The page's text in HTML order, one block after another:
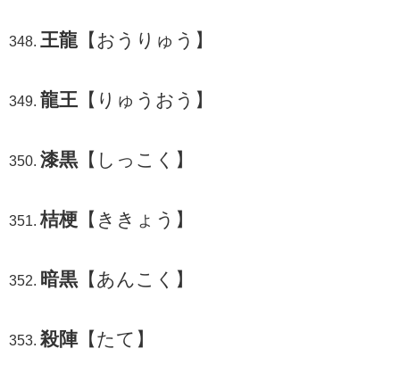
王龍 【おうりゅう】
龍王 【りゅうおう】
漆黒 【しっこく】
桔梗 【ききょう】
暗黒 【あんこく】
殺陣【たて】